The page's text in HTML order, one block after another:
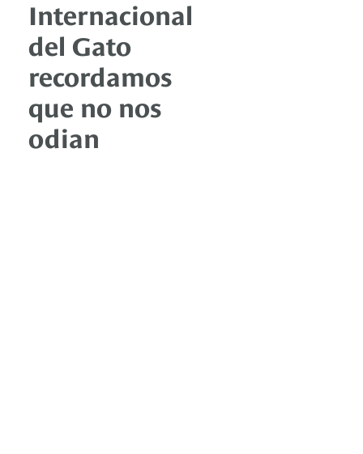
Internacional
del Gato
recordamos
que no nos
odian